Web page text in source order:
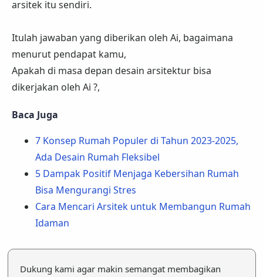
arsitek itu sendiri.
Itulah jawaban yang diberikan oleh Ai, bagaimana
menurut pendapat kamu,
Apakah di masa depan desain arsitektur bisa
dikerjakan oleh Ai ?,
Baca Juga
7 Konsep Rumah Populer di Tahun 2023-2025,
Ada Desain Rumah Fleksibel
5 Dampak Positif Menjaga Kebersihan Rumah
Bisa Mengurangi Stres
Cara Mencari Arsitek untuk Membangun Rumah
Idaman
Dukung kami agar makin semangat membagikan